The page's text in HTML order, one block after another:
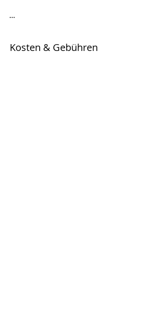
...
Kosten & Gebühren